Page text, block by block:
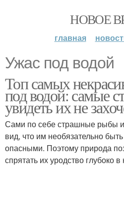
НОВОЕ
главная
Ужас под водой
Топ самых
под водой: самые
увидеть их не
Сами по себе страшные рыбы
вид, что им необязательно
опасными. Поэтому природа
спрятать их уродство глубоко